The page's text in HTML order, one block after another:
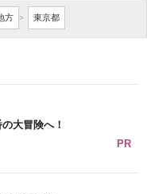
方 > 東京都
大冒険へ！
PR